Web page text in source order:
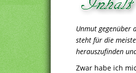
Unmut gegenüber
steht für die
herauszufinden
Zwar habe ich